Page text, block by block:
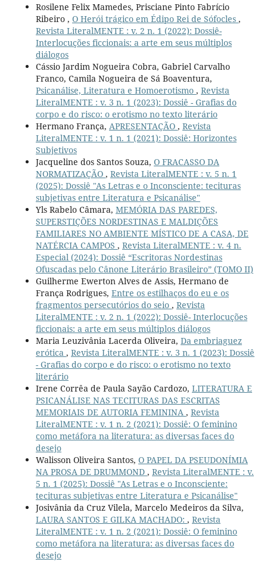
Rosilene Felix Mamedes, Prisciane Pinto Fabrício
Ribeiro , O Herói trágico em Édipo Rei de Sófocles ,
Revista LiteralMENTE : v. 2 n. 1 (2022): Dossiê-
Interlocuções ficcionais: a arte em seus múltiplos
diálogos
Cássio Jardim Nogueira Cobra, Gabriel Carvalho
Franco, Camila Nogueira de Sá Boaventura,
Psicanálise, Literatura e Homoerotismo , Revista
LiteralMENTE : v. 3 n. 1 (2023): Dossiê - Grafias do
corpo e do risco: o erotismo no texto literário
Hermano França, APRESENTAÇÃO , Revista
LiteralMENTE : v. 1 n. 1 (2021): Dossiê: Horizontes
Subjetivos
Jacqueline dos Santos Souza, O FRACASSO DA
NORMATIZAÇÃO , Revista LiteralMENTE : v. 5 n. 1
(2025): Dossiê "As Letras e o Inconsciente: tecituras
subjetivas entre Literatura e Psicanálise"
Yls Rabelo Câmara, MEMÓRIA DAS PAREDES,
SUPERSTIÇÕES NORDESTINAS E MALDIÇÕES
FAMILIARES NO AMBIENTE MÍSTICO DE A CASA, DE
NATÉRCIA CAMPOS , Revista LiteralMENTE : v. 4 n.
Especial (2024): Dossiê “Escritoras Nordestinas
Ofuscadas pelo Cânone Literário Brasileiro” (TOMO II)
Guilherme Ewerton Alves de Assis, Hermano de
França Rodrigues, Entre os estilhaços do eu e os
fragmentos persecutórios do seio , Revista
LiteralMENTE : v. 2 n. 1 (2022): Dossiê- Interlocuções
ficcionais: a arte em seus múltiplos diálogos
Maria Leuzivânia Lacerda Oliveira, Da embriaguez
erótica , Revista LiteralMENTE : v. 3 n. 1 (2023): Dossiê
- Grafias do corpo e do risco: o erotismo no texto
literário
Irene Corrêa de Paula Sayão Cardozo, LITERATURA E
PSICANÁLISE NAS TECITURAS DAS ESCRITAS
MEMORIAIS DE AUTORIA FEMININA , Revista
LiteralMENTE : v. 1 n. 2 (2021): Dossiê: O feminino
como metáfora na literatura: as diversas faces do
desejo
Walisson Oliveira Santos, O PAPEL DA PSEUDONÍMIA
NA PROSA DE DRUMMOND , Revista LiteralMENTE : v.
5 n. 1 (2025): Dossiê "As Letras e o Inconsciente:
tecituras subjetivas entre Literatura e Psicanálise"
Josivânia da Cruz Vilela, Marcelo Medeiros da Silva,
LAURA SANTOS E GILKA MACHADO: , Revista
LiteralMENTE : v. 1 n. 2 (2021): Dossiê: O feminino
como metáfora na literatura: as diversas faces do
desejo